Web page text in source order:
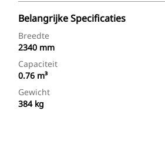
Belangrijke Specificaties
Breedte
2340 mm
Capaciteit
0.76 m³
Gewicht
384 kg